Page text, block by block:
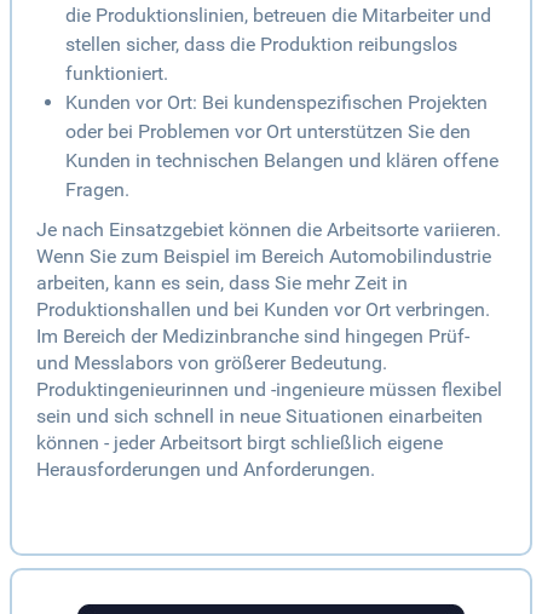
die Produktionslinien, betreuen die Mitarbeiter und
stellen sicher, dass die Produktion reibungslos
funktioniert.
Kunden vor Ort: Bei kundenspezifischen Projekten
oder bei Problemen vor Ort unterstützen Sie den
Kunden in technischen Belangen und klären offene
Fragen.
Je nach Einsatzgebiet können die Arbeitsorte variieren.
Wenn Sie zum Beispiel im Bereich Automobilindustrie
arbeiten, kann es sein, dass Sie mehr Zeit in
Produktionshallen und bei Kunden vor Ort verbringen.
Im Bereich der Medizinbranche sind hingegen Prüf-
und Messlabors von größerer Bedeutung.
Produktingenieurinnen und -ingenieure müssen flexibel
sein und sich schnell in neue Situationen einarbeiten
können - jeder Arbeitsort birgt schließlich eigene
Herausforderungen und Anforderungen.